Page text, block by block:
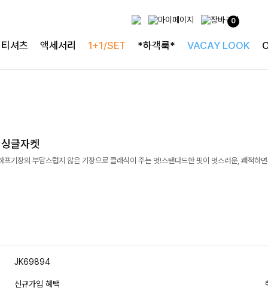
0
티셔츠 액세서리 1+1/SET *하객룩* VACAY LOOK
글자켓
기장의 부담스럽지 않은 기장으로 클래식이 주는 멋!스탠다드한 핏이 멋스러운, 쾌적하
JK69894
신규가입 혜택